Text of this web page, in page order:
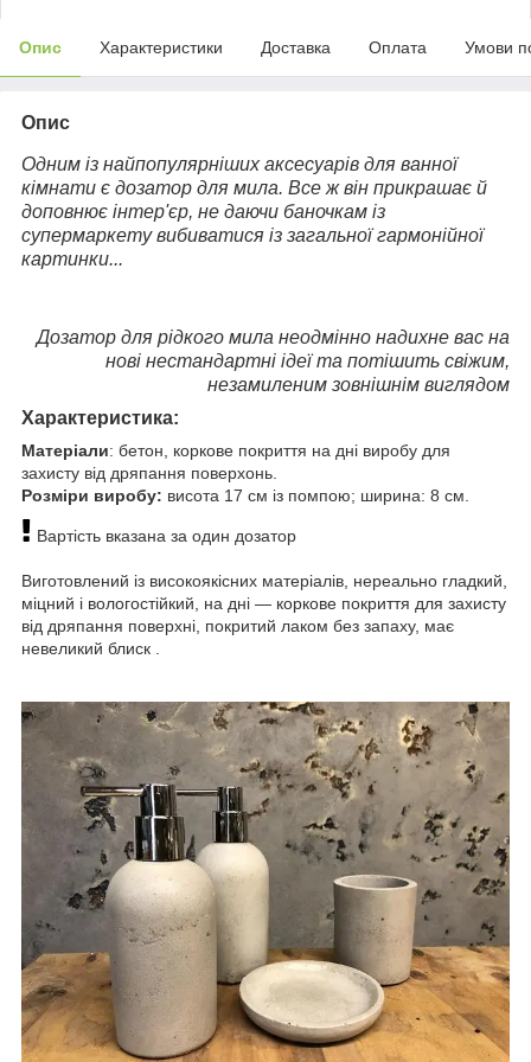
Опис Характеристики Доставка Оплата Умови
Опис
Одним із найпопулярніших аксесуарів для ванної
кімнати є дозатор для мила. Все ж він прикрашає й
доповнює інтер'єр, не даючи баночкам із
супермаркету вибиватися із загальної гармонійної
картинки...
Дозатор для рідкого мила неодмінно надихне вас на
нові нестандартні ідеї та потішить свіжим,
незамиленим зовнішнім виглядом
Характеристика:
Матеріали: бетон, коркове покриття на дні виробу для
захисту від дряпання поверхонь.
Розміри виробу: висота 17 см із помпою; ширина: 8 см.
Вартість вказана за один дозатор
Виготовлений із високоякісних матеріалів, нереально гладкий,
міцний і вологостійкий, на дні — коркове покриття для захисту
від дряпання поверхні, покритий лаком без запаху, має
невеликий блиск